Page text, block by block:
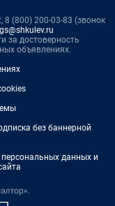
8 (800) 200-03-83 (звонок
за достоверность
объявлениях.
без баннерной
данных и